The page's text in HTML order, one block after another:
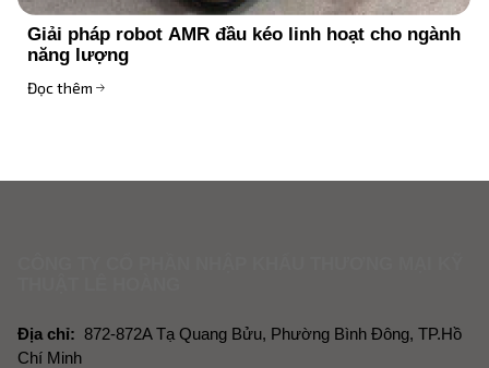
Giải pháp vận chuyển nội bộ trong nhà máy sản
xuất pin năng lượng mặt trời
Đọc thêm
Địa chỉ: 872-872A Tạ Quang Bửu, Phường Bình Đông, TP.Hồ
Chí Minh